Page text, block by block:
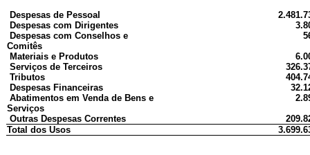
Despesas de Pessoal
Despesas com Dirigentes
Despesas com Conselhos e
Comitês
Materiais e Produtos
Serviços de Terceiros
Tributos
Despesas Financeiras
Abatimentos em Venda de Bens e
Serviços
Outras Despesas Correntes
Total dos Usos